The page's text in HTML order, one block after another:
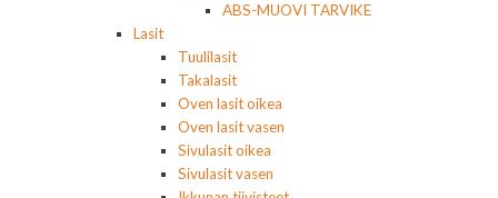
ABS-MUOVI TARVIKE
Lasit
Tuulilasit
Takalasit
Oven lasit oikea
Oven lasit vasen
Sivulasit oikea
Sivulasit vasen